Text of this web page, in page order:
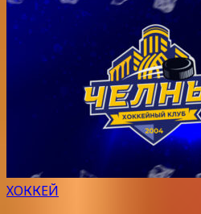
ХОККЕЙ